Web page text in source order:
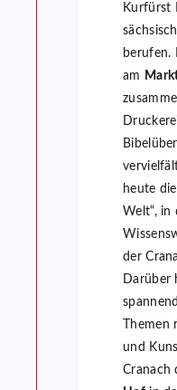
Kurfürst
berufen.
am
heute
Welt“, in
der
Darüber
und
Cranach